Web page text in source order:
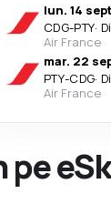
lun. 14
CDG-PTY·
Air France
mar. 22
PTY-CDG·
Air France
pe